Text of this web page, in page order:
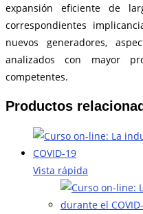
expansión eficiente de
correspondientes
nuevos generadores,
analizados con mayor
competentes.
Productos
Vista rápida